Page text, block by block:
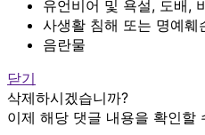
유언비어 및 욕설, 도배,
사생활 침해 또는 명예훼
음란물
닫기
삭제하시겠습니까?
이제 해당 댓글 내용을 확인할